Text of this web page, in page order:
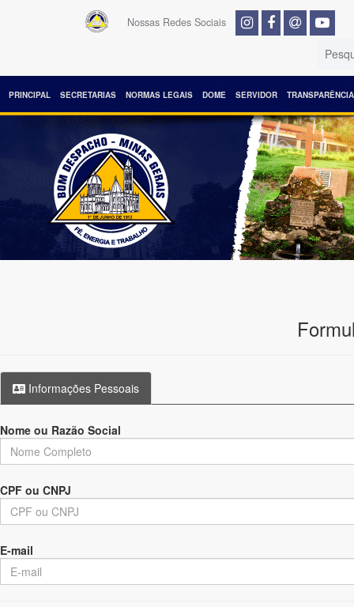
Nossas Redes Sociais
PRINCIPAL SECRETARIAS NORMAS LEGAIS DOME SERVIDOR TRANSPARÊNCIA
Informações Pessoais
Nome ou Razão Social
CPF ou CNPJ
E-mail